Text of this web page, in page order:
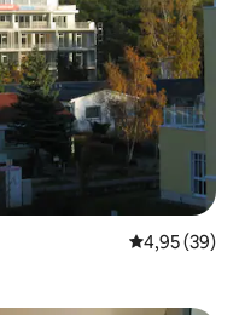
4,95 de uma
4,95 (39)